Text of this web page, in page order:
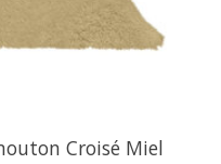
Croisé Miel